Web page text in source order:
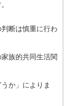
断は慎重に行わ
族的共同生活関
か」によりま